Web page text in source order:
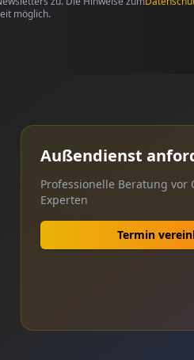
möglich.
Außendienst
Professionelle Beratung
Experten
Termin